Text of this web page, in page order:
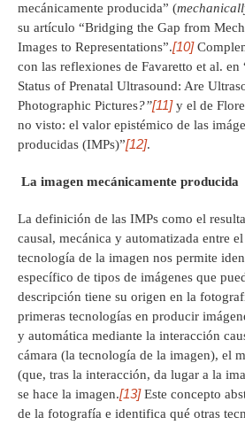
mecánicamente producida” (
su artículo “Bridging the Gap from
Images to Representations”.[10]
con las reflexiones de Favaretto et al. en
Status of Prenatal Ultrasound: Are
Photographic Pictures?”[11]y el de
no visto: el valor epistémico de las
producidas (IMPs)”[12].
La imagen mecánicamente producida
La definición de las IMPs como el
causal, mecánica y automatizada entre
tecnología de la imagen nos permite
específico de tipos de imágenes que
descripción tiene su origen en la
primeras tecnologías en producir
y automática mediante la interacción
cámara (la tecnología de la imagen), el
(que, tras la interacción, da lugar a la
se hace la imagen.[13]Este concepto
de la fotografía e identifica qué otras